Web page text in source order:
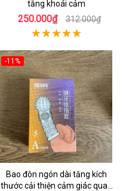
tăng khoái cảm
250.000₫ 312.000₫
-11%
Bao đôn ngón dài tăng kích
thước cải thiện cảm giác quan